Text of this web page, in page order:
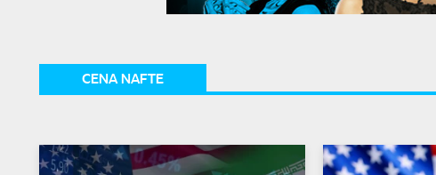
CENA NAFTE